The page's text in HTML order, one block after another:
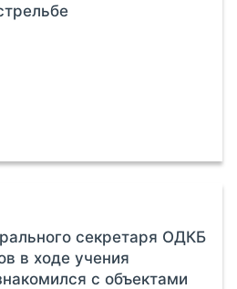
секретаря ОДКБ
в ходе учения
с объектами